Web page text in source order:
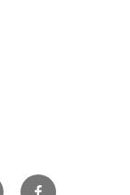
Facebook